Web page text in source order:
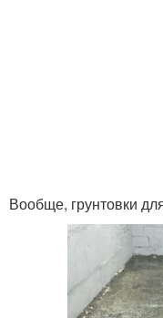
Вообще, грунтовки